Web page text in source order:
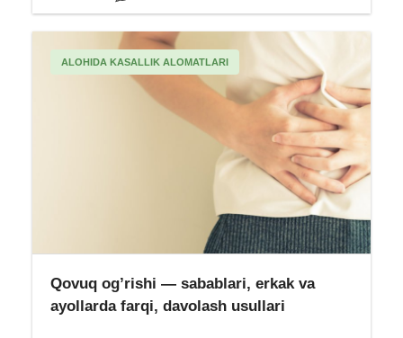
ALOHIDA KASALLIK ALOMATLARI
Qovuq og’rishi — sabablari, erkak va
ayollarda farqi, davolash usullari